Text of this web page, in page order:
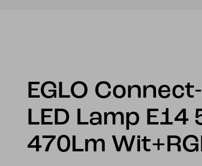
EGLO
LED Lamp E14
470Lm